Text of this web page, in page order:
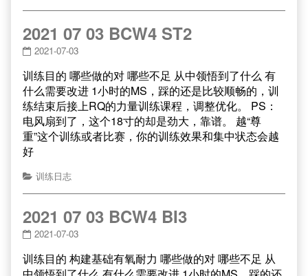
2021 07 03 BCW4 ST2
2021-07-03
训练目的 哪些做的对 哪些不足 从中领悟到了什么 有
什么需要改进 1小时的MS，踩的还是比较顺畅的，训
练结束后接上RQ的力量训练课程，调整优化。 PS：
电风扇到了，这个18寸的却是劲大，靠谱。 越“尊
重”这个训练或者比赛，你的训练效果和集中状态会越
好
训练日志
2021 07 03 BCW4 BI3
2021-07-03
训练目的 构建基础有氧耐力 哪些做的对 哪些不足 从